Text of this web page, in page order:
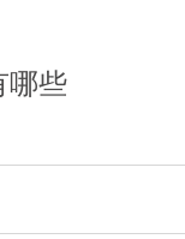
哪些